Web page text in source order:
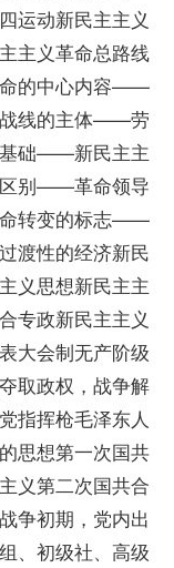
运动新民主主义
主义革命总路线
的中心内容——
战线的主体——劳
基础——新民主主
区别——革命领导
命转变的标志——
渡性的经济新民
义思想新民主主
专政新民主主义
大会制无产阶级
取政权，战争解
指挥枪毛泽东人
思想第一次国共
义第二次国共合
争初期，党内出
、初级社、高级